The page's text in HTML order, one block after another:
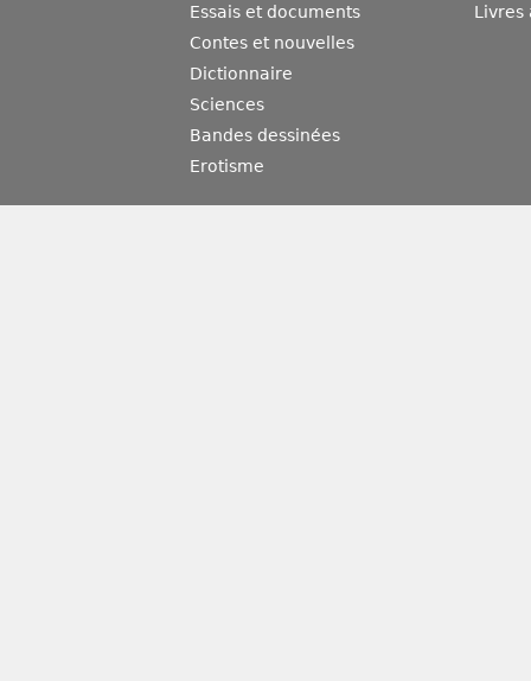
Essais et documents
Contes et nouvelles
Dictionnaire
Sciences
Bandes dessinées
Erotisme
Livres